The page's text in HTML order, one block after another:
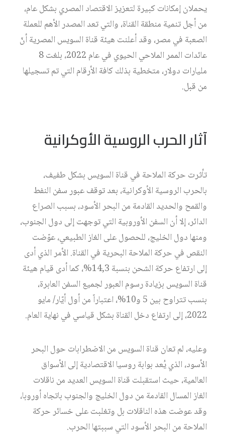
يحملان إمكانات كبيرة لتعزيز الاقتصاد المصري بشكل عام،
من أجل تنمية منطقة القناة، والتي تعد المصدر الأهم للعملة
الصعبة في مصر، وقد أعلنت هيئة قناة السويس المصرية أنّ
عائدات الممر الملاحي الحيوي في عام 2022، بلغت 8
مليارات دولار، متخطية بذلك كافة الأرقام التي تم تسجيلها
من قبل.
آثار الحرب الروسية الأوكرانية
تأثرت حركة الملاحة في قناة السويس بشكل طفيف،
بالحرب الروسية الأوكرانية، بعد توقف عبور سفن النفط
والقمح والحديد القادمة من البحر الأسود، بسبب الصراع
الدائر، إلا أن السفن الأوروبية التي توجهت إلى دول الجنوب،
ومنها دول الخليج، للحصول على الغاز الطبيعي، عوّضت
النقص في حركة الملاحة البحرية في القناة. الأمر الذي أدى
إلى ارتفاع حركة الشحن بنسبة 14,3%، كما أدى قيام هيئة
قناة السويس بزيادة رسوم العبور لجميع السفن العابرة،
بنسب تتراوح بين 5 و10%، اعتباراً من أول أيّار/ مايو
2022، إلى ارتفاع دخل القناة بشكل قياسي في نهاية العام.
وعليه، لم تعان قناة السويس من الاضطرابات حول البحر
الأسود، الذي يُعد بوابة روسيا الاقتصادية إلى الأسواق
العالمية، حيث استقبلت قناة السويس العديد من ناقلات
الغاز المسال القادمة من دول الخليج والجنوب باتجاه أوروبا،
وقد عوضت هذه الناقلات بل وتغلبت على خسائر حركة
الملاحة من البحر الأسود التي سببتها الحرب.